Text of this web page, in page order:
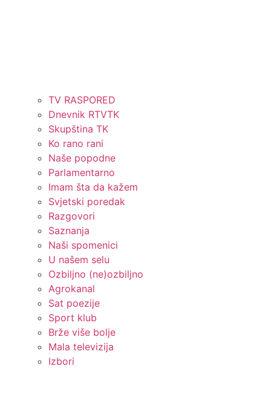
TV RASPORED
Dnevnik RTVTK
Skupština TK
Ko rano rani
Naše popodne
Parlamentarno
Imam šta da kažem
Svjetski poredak
Razgovori
Saznanja
Naši spomenici
U našem selu
Ozbiljno (ne)ozbiljno
Agrokanal
Sat poezije
Sport klub
Brže više bolje
Mala televizija
Izbori